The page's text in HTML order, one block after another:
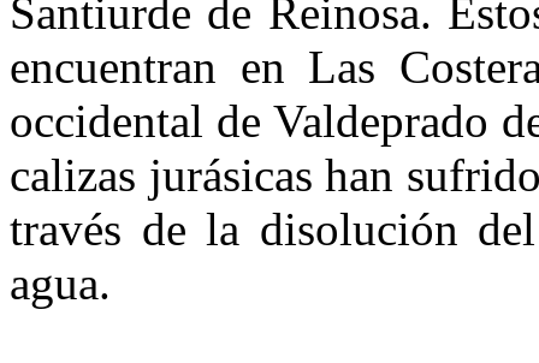
Santiurde de Reinosa.
encuentran en Las
occidental de Valdeprado
calizas jurásicas han
través de la disolución
agua.